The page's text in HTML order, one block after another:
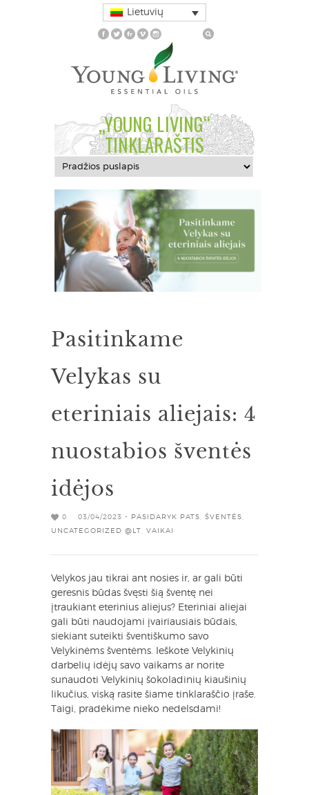
Lietuvių
„YOUNG LIVING“
TINKLARAŠTIS
Pasitinkame
Velykas su
eteriniais aliejais: 4
nuostabios šventės
idėjos
0 03/04/2023 - PASIDARYK PATS ŠVENTĖS
UNCATEGORIZED @LT
VAIKAI
Velykos jau tikrai ant nosies ir, ar gali būti
geresnis būdas švęsti šią šventę nei
įtraukiant eterinius aliejus? Eteriniai aliejai
gali būti naudojami įvairiausiais būdais,
siekiant suteikti šventiškumo savo
Velykinėms šventėms. Ieškote Velykinių
darbelių idėjų savo vaikams ar norite
sunaudoti Velykinių šokoladinių kiaušinių
likučius, viską rasite šiame tinklaraščio įraše.
Taigi, pradėkime nieko nedelsdami!